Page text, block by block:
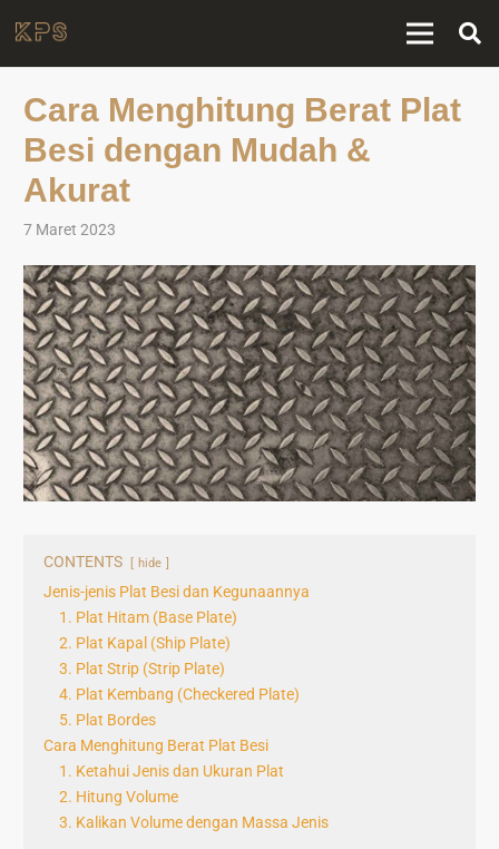
Cara Menghitung Berat Plat
Besi dengan Mudah &
Akurat
7 Maret 2023
CONTENTS hide
Jenis-jenis Plat Besi dan Kegunaannya
1. Plat Hitam (Base Plate)
2. Plat Kapal (Ship Plate)
3. Plat Strip (Strip Plate)
4. Plat Kembang (Checkered Plate)
5. Plat Bordes
Cara Menghitung Berat Plat Besi
1. Ketahui Jenis dan Ukuran Plat
2. Hitung Volume
3. Kalikan Volume dengan Massa Jenis